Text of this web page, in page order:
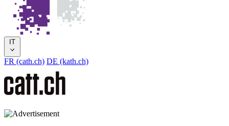
IT
FR (cath.ch) DE (kath.ch)